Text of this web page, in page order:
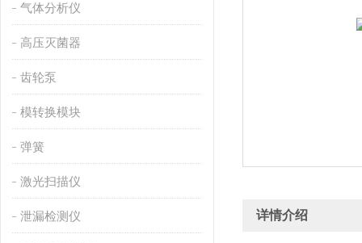
气体分析仪
高压灭菌器
齿轮泵
模转换模块
弹簧
激光扫描仪
泄漏检测仪 详情介绍